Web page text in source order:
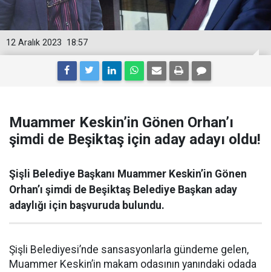
18:57
12 Aralık 2023
Muammer Keskin’in Gönen Orhan’ı
şimdi de Beşiktaş için aday adayı oldu!
Şişli Belediye Başkanı Muammer Keskin’in Gönen
Orhan’ı şimdi de Beşiktaş Belediye Başkan aday
adaylığı için başvuruda bulundu.
Şişli Belediyesi’nde sansasyonlarla gündeme gelen,
Muammer Keskin’in makam odasının yanındaki odada